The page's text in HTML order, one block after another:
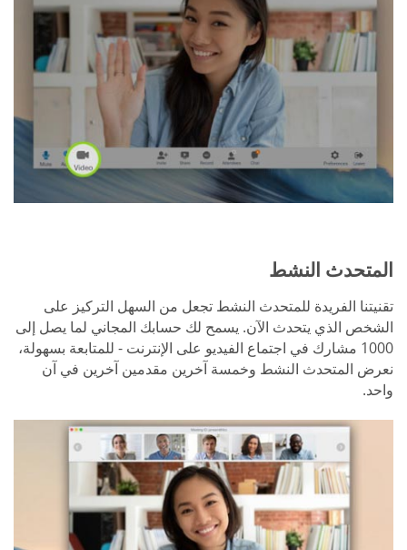
المتحدث النشط
تقنيتنا الفريدة للمتحدث النشط تجعل من السهل التركيز على
الشخص الذي يتحدث الآن. يسمح لك حسابك المجاني لما يصل إلى
1000 مشارك في اجتماع الفيديو على الإنترنت - للمتابعة بسهولة،
نعرض المتحدث النشط وخمسة آخرين مقدمين آخرين في آن
واحد.